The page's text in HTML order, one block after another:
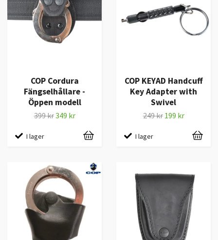
COP Cordura
Fängselhållare -
Öppen modell
399 kr349 kr
I lager
COP KEYAD Handcuff
Key Adapter with
Swivel
249 kr 199 kr
I lager